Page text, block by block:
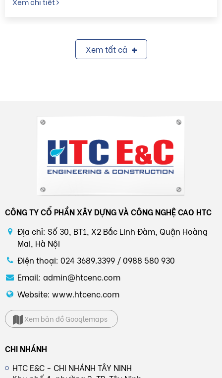
2.
Xem tất cả
CÔNG TY CỔ PHẦN XÂY DỰNG VÀ CÔNG NGHỆ CAO HTC
Địa chỉ: Số 30, BT1, X2 Bắc Linh Đàm, Quận Hoàng
Mai, Hà Nội
Điện thoại: 024 3689.3399 / 0988 580 930
Email: admin@htcenc.com
Website: www.htcenc.com
Xem bản đồ Googlemaps
CHI NHÁNH
HTC E&C - CHI NHÁNH TÂY NINH